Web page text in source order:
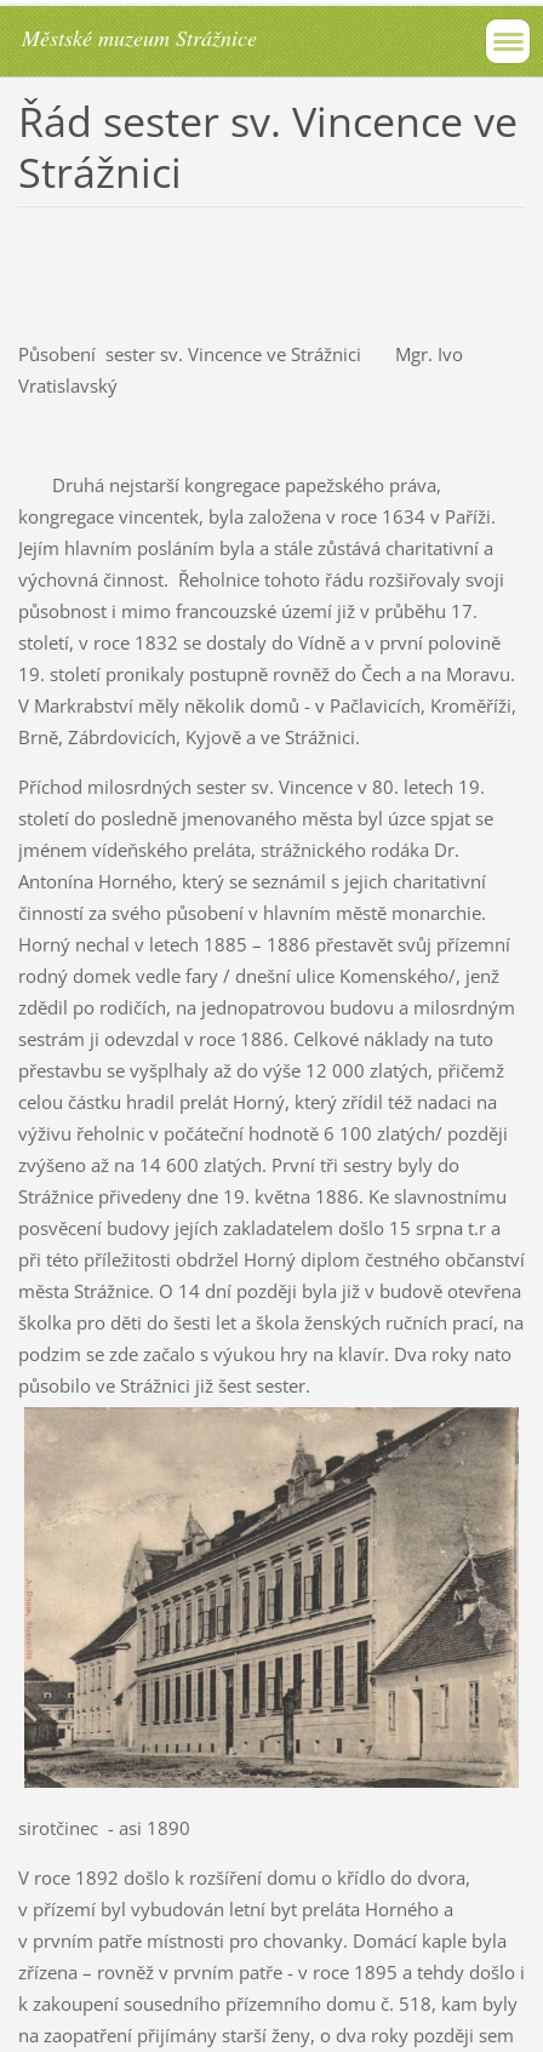
Městské muzeum Strážnice
Řád sester sv. Vincence ve
Strážnici
Působení sester sv. Vincence ve Strážnici Mgr. Ivo
Vratislavský
Druhá nejstarší kongregace papežského práva,
kongregace vincentek, byla založena v roce 1634 v Paříži.
Jejím hlavním posláním byla a stále zůstává charitativní a
výchovná činnost. Řeholnice tohoto řádu rozšiřovaly svoji
působnost i mimo francouzské území již v průběhu 17.
století, v roce 1832 se dostaly do Vídně a v první polovině
19. století pronikaly postupně rovněž do Čech a na Moravu.
V Markrabství měly několik domů - v Pačlavicích, Kroměříži,
Brně, Zábrdovicích, Kyjově a ve Strážnici.
Příchod milosrdných sester sv. Vincence v 80. letech 19.
století do posledně jmenovaného města byl úzce spjat se
jménem vídeňského preláta, strážnického rodáka Dr.
Antonína Horného, který se seznámil s jejich charitativní
činností za svého působení v hlavním městě monarchie.
Horný nechal v letech 1885 – 1886 přestavět svůj přízemní
rodný domek vedle fary / dnešní ulice Komenského/, jenž
zdědil po rodičích, na jednopatrovou budovu a milosrdným
sestrám ji odevzdal v roce 1886. Celkové náklady na tuto
přestavbu se vyšplhaly až do výše 12 000 zlatých, přičemž
celou částku hradil prelát Horný, který zřídil též nadaci na
výživu řeholnic v počáteční hodnotě 6 100 zlatých/ později
zvýšeno až na 14 600 zlatých. První tři sestry byly do
Strážnice přivedeny dne 19. května 1886. Ke slavnostnímu
posvěcení budovy jejích zakladatelem došlo 15 srpna t.r a
při této příležitosti obdržel Horný diplom čestného občanství
města Strážnice. O 14 dní později byla již v budově otevřena
školka pro děti do šesti let a škola ženských ručních prací, na
podzim se zde začalo s výukou hry na klavír. Dva roky nato
působilo ve Strážnici již šest sester.
sirotčinec - asi 1890
V roce 1892 došlo k rozšíření domu o křídlo do dvora,
v přízemí byl vybudován letní byt preláta Horného a
v prvním patře místnosti pro chovanky. Domácí kaple byla
zřízena – rovněž v prvním patře - v roce 1895 a tehdy došlo i
k zakoupení sousedního přízemního domu č. 518, kam byly
na zaopatření přijímány starší ženy, o dva roky později sem